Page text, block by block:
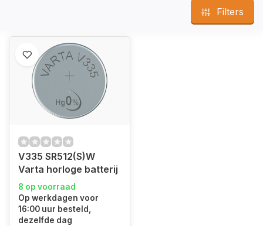
Filters
V335 SR512(S)W
Varta horloge batterij
8 op voorraad
Op werkdagen voor
16:00 uur besteld,
dezelfde dag